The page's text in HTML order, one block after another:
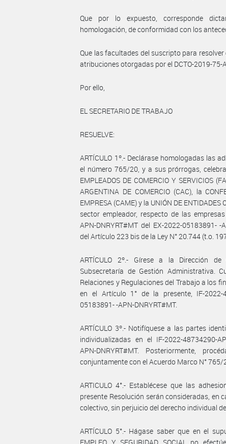
Que por lo expuesto, corresponde
homologación, de conformidad con los
Que las facultades del suscripto para
atribuciones otorgadas por el DCTO-2019-75-
Por ello,
EL SECRETARIO DE TRABAJO
RESUELVE:
ARTÍCULO 1º.- Declárase homologadas las
el número 765/20, y a sus prórrogas,
EMPLEADOS DE COMERCIO Y SERVICIOS
ARGENTINA DE COMERCIO (CAC), la
EMPRESA (CAME) y la UNIÓN DE ENTIDADES
sector empleador, respecto de las
APN-DNRYRT#MT del EX-2022-05183891-
del Artículo 223 bis de la Ley N° 20.744 (t.o.
ARTÍCULO 2º.- Gírese a la Dirección
Subsecretaría de Gestión Administrativa.
Relaciones y Regulaciones del Trabajo a los
en el Artículo 1° de la presente, IF-2022-
05183891- -APN-DNRYRT#MT.
ARTÍCULO 3º.- Notifíquese a las partes
individualizadas en el IF-2022-48734290-
APN-DNRYRT#MT. Posteriormente,
conjuntamente con el Acuerdo Marco N° 765/
ARTICULO 4°.- Establécese que las
presente Resolución serán consideradas, en
colectivo, sin perjuicio del derecho individual
ARTÍCULO 5°.- Hágase saber que en el